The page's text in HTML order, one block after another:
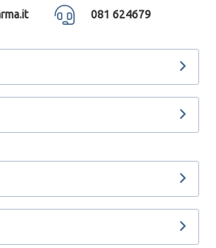
081 624679